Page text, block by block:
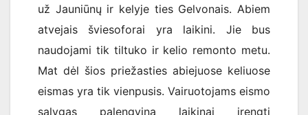
už Jauniūnų ir kelyje ties Gelvonais. Abiem
atvejais šviesoforai yra laikini. Jie bus
naudojami tik tiltuko ir kelio remonto metu.
Mat dėl šios priežasties abiejuose keliuose
eismas yra tik vienpusis. Vairuotojams eismo
sąlygas palengvina laikinai įrengti